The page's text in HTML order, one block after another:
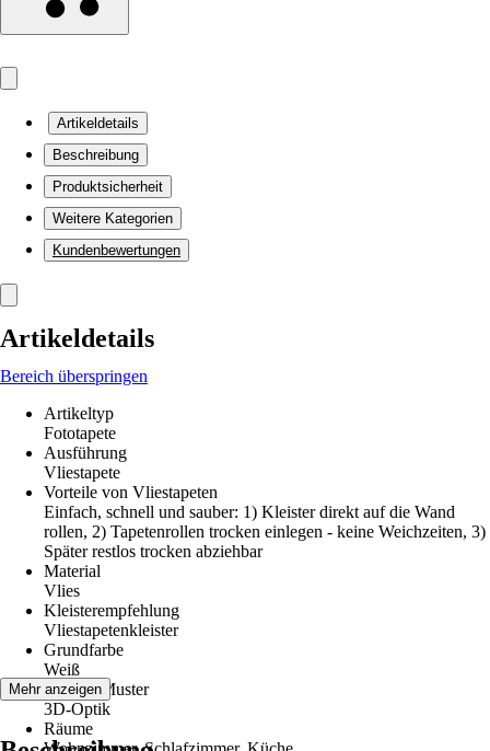
Artikeldetails
Beschreibung
Produktsicherheit
Weitere Kategorien
Kundenbewertungen
Artikeldetails
Bereich überspringen
Artikeltyp
Fototapete
Ausführung
Vliestapete
Vorteile von Vliestapeten
Einfach, schnell und sauber: 1) Kleister direkt auf die Wand
rollen, 2) Tapetenrollen trocken einlegen - keine Weichzeiten, 3)
Später restlos trocken abziehbar
Material
Vlies
Kleisterempfehlung
Vliestapetenkleister
Grundfarbe
Weiß
Dekor / Muster
3D-Optik
Räume
Mehr anzeigen